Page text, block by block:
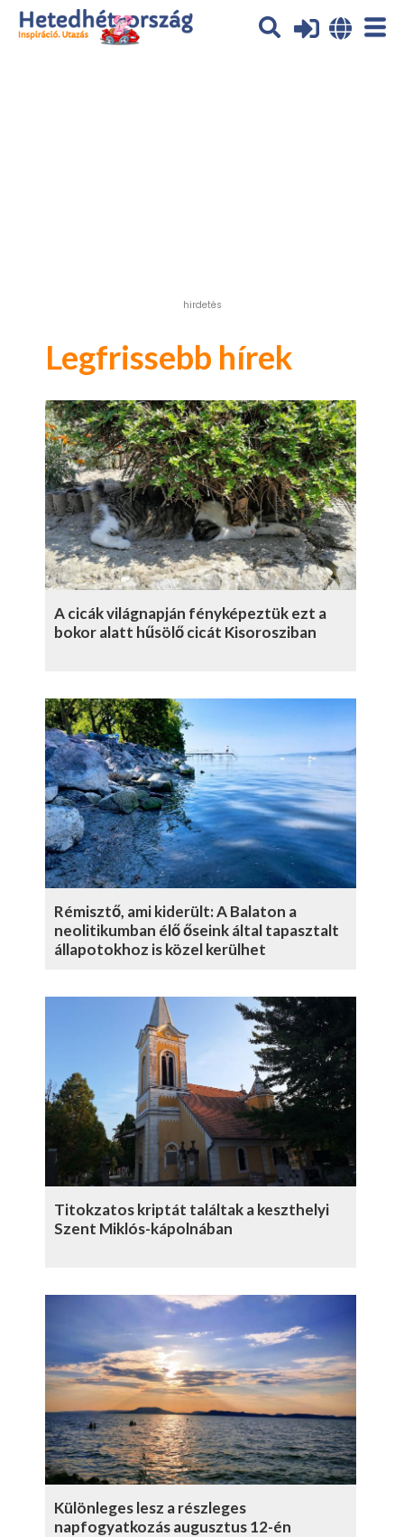
Az oldal sütiket (cookies) használ. További tájékoztatás itt:
Adatvédelmi tájékoztató
hirdetés
Legfrissebb hírek
A cicák világnapján fényképeztük ezt a
bokor alatt hűsölő cicát Kisorosziban
Rémisztő, ami kiderült: A Balaton a
neolitikumban élő őseink által tapasztalt
állapotokhoz is közel kerülhet
Titokzatos kriptát találtak a keszthelyi
Szent Miklós-kápolnában
Különleges lesz a részleges
napfogyatkozás augusztus 12-én